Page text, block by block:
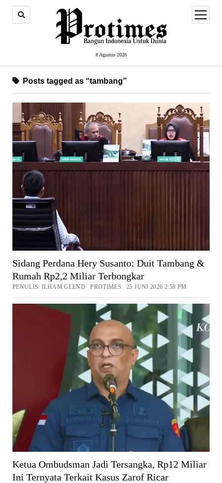
8 Agustus 2026
open
menu
Posts tagged as “tambang”
Sidang Perdana Hery Susanto: Duit Tambang &
Rumah Rp2,2 Miliar Terbongkar
PENULIS: ILHAM GLEND PROTIMES 25 JUNI 2026 2:58 PM
Ketua Ombudsman Jadi Tersangka, Rp12 Miliar
Ini Ternyata Terkait Kasus Zarof Ricar